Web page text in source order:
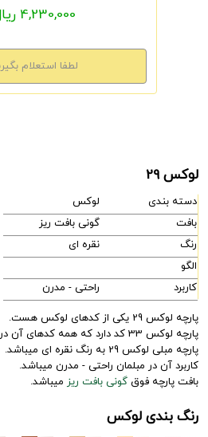
4,230,000 ریال
لوکس 29
دسته بندی
لوکس
بافت
گونی بافت ریز
رنگ
نقره ای
الگو
کاربرد
راحتی - مدرن
پارچه لوکس 29 یکی از کدهای لوکس هست.
پارچه لوکس 33 کد دارد که همه کدهای آن در سایت
پارچه مبلی لوکس 29 به رنگ نقره ای میباشد.
کاربرد آن در مبلمان راحتی - مدرن میباشد.
بافت پارچه فوق گونی بافت ریز میباشد.
رنگ بندی لوکس